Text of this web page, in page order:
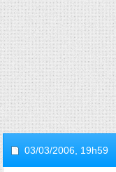
03/03/2006, 19h59